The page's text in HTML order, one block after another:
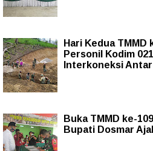
Hari Kedua TMMD
Personil Kodim
Interkoneksi
Buka TMMD ke-
Bupati Dosmar